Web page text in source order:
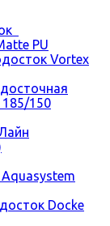
PU
Vortex
185/150
Docke